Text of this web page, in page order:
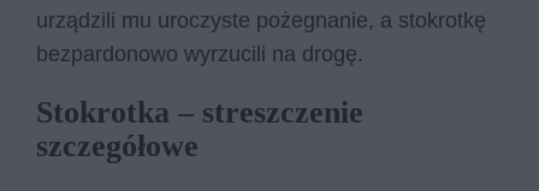
urządzili mu uroczyste pożegnanie, a stokrotkę
bezpardonowo wyrzucili na drogę.
Stokrotka – streszczenie
szczegółowe